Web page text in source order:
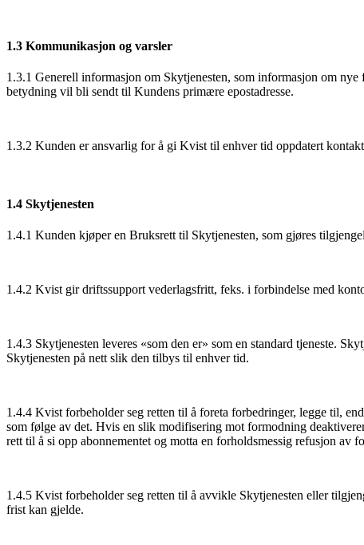
1.3 Kommunikasjon og varsler
1.3.1 Generell informasjon om Skytjenesten, som informasjon om
betydning vil bli sendt til Kundens primære epostadresse.
1.3.2 Kunden er ansvarlig for å gi Kvist til enhver tid oppdatert
1.4 Skytjenesten
1.4.1 Kunden kjøper en Bruksrett til Skytjenesten, som gjøres
1.4.2 Kvist gir driftssupport vederlagsfritt, feks. i forbindelse med
1.4.3 Skytjenesten leveres «som den er» som en standard tjeneste.
Skytjenesten på nett slik den tilbys til enhver tid.
1.4.4 Kvist forbeholder seg retten til å foreta forbedringer, legge til,
som følge av det. Hvis en slik modifisering mot formodning
rett til å si opp abonnementet og motta en forholdsmessig refusjon av
1.4.5 Kvist forbeholder seg retten til å avvikle Skytjenesten eller
frist kan gjelde.